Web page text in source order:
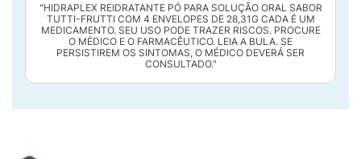
"HIDRAPLEX REIDRATANTE PÓ PARA SOLUÇÃO ORAL SABOR
TUTTI-FRUTTI COM 4 ENVELOPES DE 28,31G CADA É UM
MEDICAMENTO. SEU USO PODE TRAZER RISCOS. PROCURE
O MÉDICO E O FARMACÊUTICO. LEIA A BULA. SE
PERSISTIREM OS SINTOMAS, O MÉDICO DEVERÁ SER
CONSULTADO."